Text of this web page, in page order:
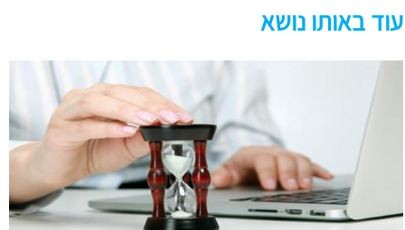
עוד באותו נושא